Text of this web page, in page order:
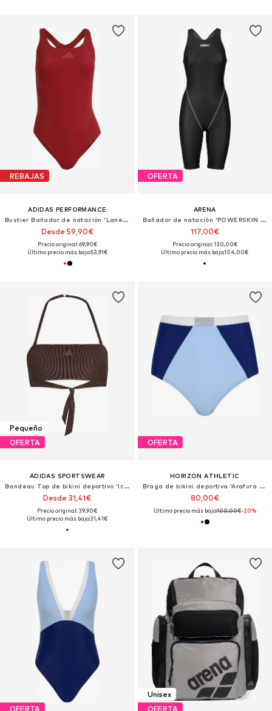
REBAJAS
ADIDAS PERFORMANCE
Bustier Bañador de natación 'Lanelux'
Desde 59,90€
Precio original: 69,90€
Último precio más bajo:53,91€
OFERTA
ARENA
Bañador de natación 'POWERSKIN ST NEXT OB'
117,00€
Precio original: 130,00€
Último precio más bajo:104,00€
Pequeño
OFERTA
ADIDAS SPORTSWEAR
Bandeau Top de bikini deportivo 'Iconisea'
Desde 31,41€
Precio original: 39,90€
Último precio más bajo:31,41€
OFERTA
HORIZON ATHLETIC
Braga de bikini deportiva 'Arafura Bikini Bottom Luna'
80,00€
Último precio más bajo:100,00€-20%
OFERTA
Unisex
OFERTA